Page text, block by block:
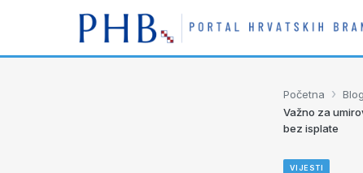
Početna › Blog
Važno za
bez isplate
VIJESTI